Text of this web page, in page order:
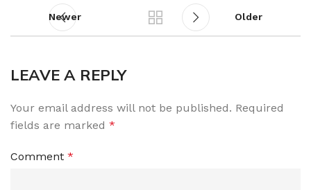
Newer Older
LEAVE A REPLY
Your email address will not be published. Required
fields are marked *
Comment *